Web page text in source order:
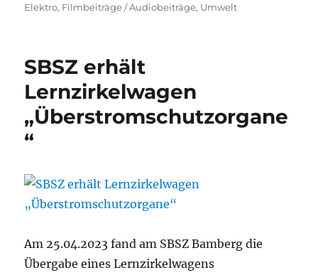
am
Elektro, Filmbeiträge / Audiobeiträge, Umwelt
SBSZ erhält
Lernzirkelwagen
„Überstromschutzorgane
“
Am 25.04.2023 fand am SBSZ Bamberg die
Übergabe eines Lernzirkelwagens